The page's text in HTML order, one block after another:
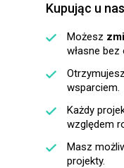
Kupując u
Możesz
własne bez
Otrzymujesz
wsparciem.
Każdy
względem
Masz
projekty.